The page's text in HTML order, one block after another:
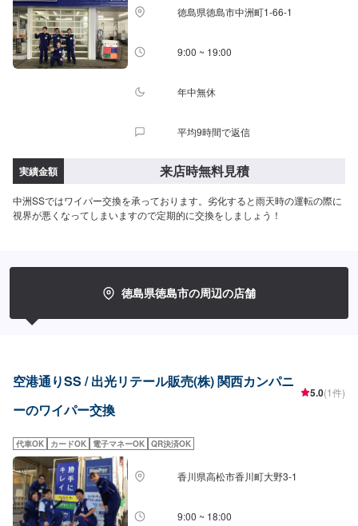
徳島県徳島市中洲町1-66-1
9:00 ~ 19:00
年中無休
平均9時間で返信
実績金額 来店時無料見積
中洲SSではワイパー交換を承っております。劣化すると雨天時の運転の際に
視界が悪くなってしまいますので定期的に交換をしましょう！
徳島県徳島市の周辺の店舗
空港通りSS / 出光リテール販売(株) 関西カンパニ
ーのワイパー交換
5.0(1件)
代車OK カードOK 電子マネーOK QR決済OK
香川県高松市香川町大野3-1
9:00 ~ 18:00